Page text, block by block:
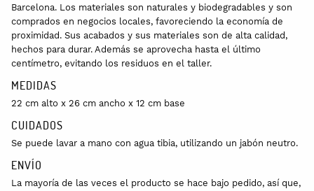
Barcelona. Los materiales son naturales y biodegradables y son
comprados en negocios locales, favoreciendo la economía de
proximidad. Sus acabados y sus materiales son de alta calidad,
hechos para durar. Además se aprovecha hasta el último
centímetro, evitando los residuos en el taller.
MEDIDAS
22 cm alto x 26 cm ancho x 12 cm base
CUIDADOS
Se puede lavar a mano con agua tibia, utilizando un jabón neutro.
ENVÍO
La mayoría de las veces el producto se hace bajo pedido, así que,